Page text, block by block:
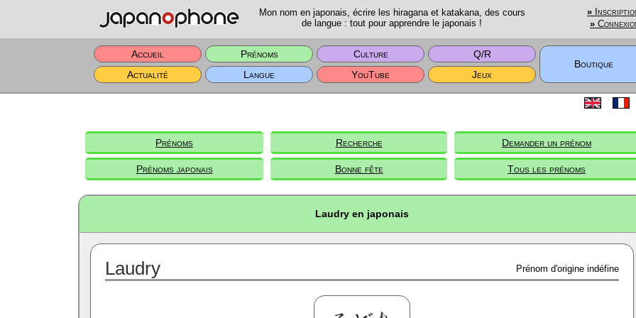
Mon nom en japonais, écrire les hiragana et katakana, des cours
de langue : tout pour apprendre le japonais !
»
»
Accueil Prénoms Culture
Q/R
Boutique
Actualité
Langue YouTube Jeux
Prénoms Recherche Demander un prénom
Prénoms japonais Bonne fête Tous les prénoms
Laudry en japonais
Laudry Prénom d'origine indéfine